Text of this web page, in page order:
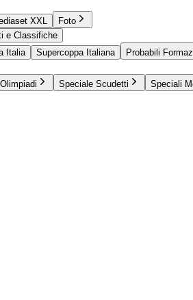
XXL
Foto
e Classifiche
Italia Supercoppa Italiana Probabili
Speciale Scudetti Speciali